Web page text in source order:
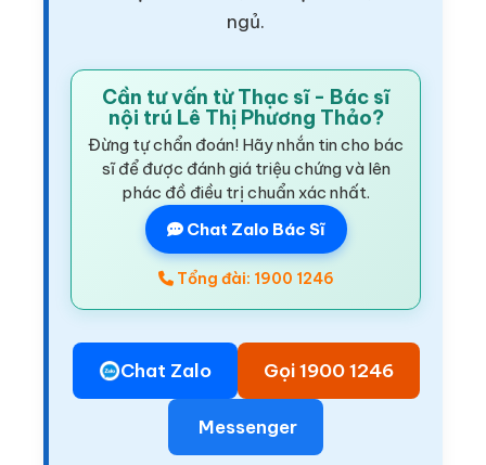
ngủ.
Cần tư vấn từ Thạc sĩ - Bác sĩ
nội trú Lê Thị Phương Thảo?
Đừng tự chẩn đoán! Hãy nhắn tin cho bác
sĩ để được đánh giá triệu chứng và lên
phác đồ điều trị chuẩn xác nhất.
Chat Zalo Bác Sĩ
Tổng đài: 1900 1246
Chat Zalo Gọi 1900 1246
Messenger